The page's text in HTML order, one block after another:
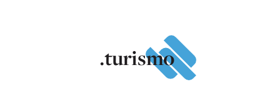
.turismo